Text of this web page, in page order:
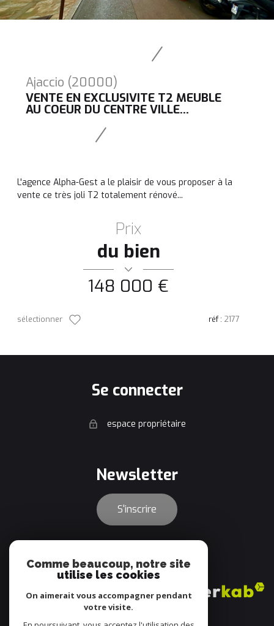
Ajaccio (20000)
VENTE EN EXCLUSIVITE T2 MEUBLE
AU COEUR DU CENTRE VILLE...
L'agence Alpha-Gest a le plaisir de vous proposer à la
vente ce très joli T2 totalement rénové...
Prix
du bien
148 000 €
sélectionner réf : 2177
se connecter
espace propriétaire
newsletter
S'inscrire
adhérents
Comme beaucoup, notre site
utilise les cookies
On aimerait vous accompagner pendant
votre visite.